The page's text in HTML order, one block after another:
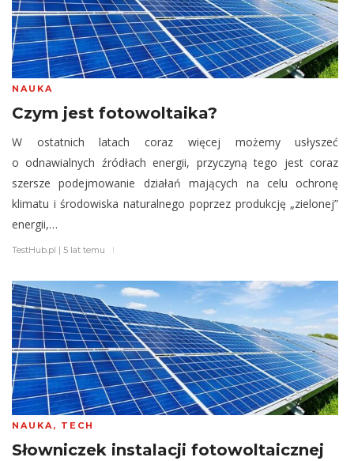
NAUKA
Czym jest fotowoltaika?
W ostatnich latach coraz więcej możemy usłyszeć
o odnawialnych źródłach energii, przyczyną tego jest coraz
szersze podejmowanie działań mających na celu ochronę
klimatu i środowiska naturalnego poprzez produkcję „zielonej”
energii,…
TestHub.pl | 5 lat temu
NAUKA, TECH
Słowniczek instalacji fotowoltaicznej